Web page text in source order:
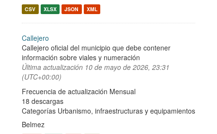
CSV XLSX JSON XML
Callejero
Callejero oficial del municipio que debe contener
información sobre viales y numeración
Última actualización 10 de mayo de 2026, 23:31
(UTC+00:00)
Frecuencia de actualización Mensual
18 descargas
Categorías Urbanismo, infraestructuras y equipamientos
Belmez